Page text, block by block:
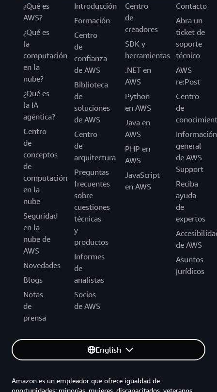
¿Qué es
AWS?
¿Qué es
la
computación
en la
nube?
¿Qué es
la IA
agéntica?
Centro
de
conceptos
de
computación
en la
nube
Seguridad
en la
nube de
AWS
Novedades
Blogs
Notas
de
prensa
Introducción
Formación
Centro
de
confianza
de AWS
Biblioteca
de
soluciones
de AWS
Centro
de
arquitectura
Preguntas
frecuentes
sobre
cuestiones
técnicas
y
productos
Informes
de
analistas
Socios
de AWS
Centro
de
creadores
SDK y
herramientas
.NET en
AWS
Python
en AWS
Java en
AWS
PHP en
AWS
JavaScript
en AWS
Contacto
Abra un
ticket de
soporte
técnico
AWS
re:Post
Centro
de
Información
general
de AWS
Support
Reciba
ayuda
de
expertos
de AWS
Asuntos
jurídicos
English
Amazon es un empleador que ofrece igualdad de